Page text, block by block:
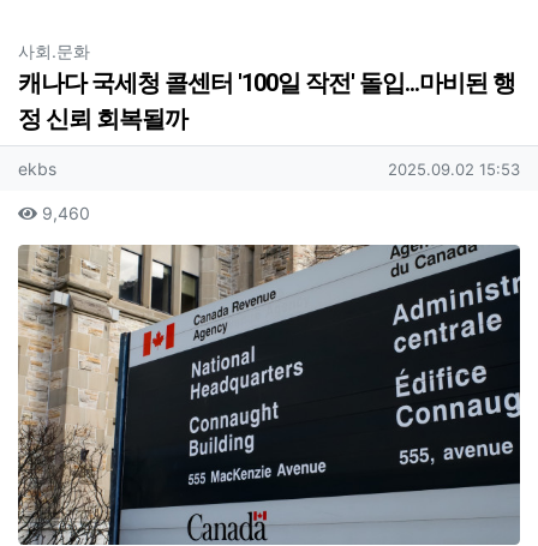
사회.문화분류
캐나다 국세청 콜센터 '100일 작전' 돌입...마비된 행
정 신뢰 회복될까
작성자 정보
ekbs작성 작성일
2025.09.02 15:53
컨텐츠 정보
9,460
본문